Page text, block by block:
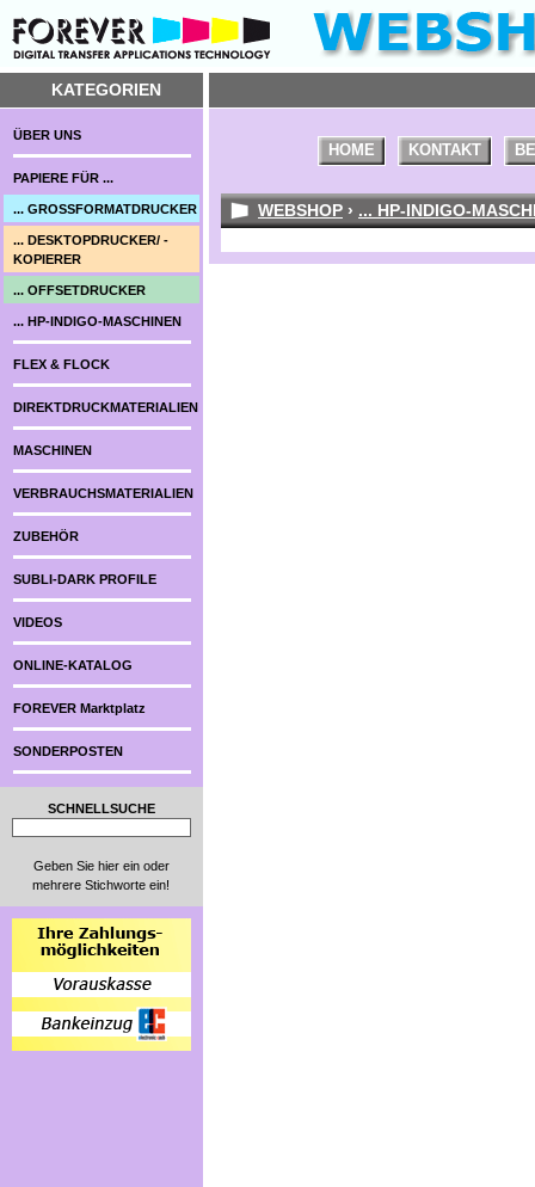
KATEGORIEN
SCHNELLSUCHE
Geben Sie hier ein oder
mehrere Stichworte ein!
HOME KONTAKT
WEBSHOP › ... HP-INDIGO-
ÜBER UNS
PAPIERE FÜR ...
... GROSSFORMATDRUCKER
... DESKTOPDRUCKER/ -
KOPIERER
... OFFSETDRUCKER
... HP-INDIGO-MASCHINEN
FLEX & FLOCK
DIREKTDRUCKMATERIALIEN
MASCHINEN
VERBRAUCHSMATERIALIEN
ZUBEHÖR
SUBLI-DARK PROFILE
VIDEOS
ONLINE-KATALOG
FOREVER Marktplatz
SONDERPOSTEN